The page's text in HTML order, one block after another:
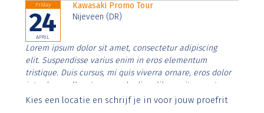
Friday
24
APRIL
Kawasaki Promo Tour
Nijeveen (DR)
Lorem ipsum dolor sit amet, consectetur adipiscing
elit. Suspendisse varius enim in eros elementum
tristique. Duis cursus, mi quis viverra ornare, eros dolor
interdum nulla, ut commodo diam libero vitae erat.
Aenean faucibus nibh et justo cursus id rutrum lorem
Kies een locatie en schrijf je in voor jouw proefrit